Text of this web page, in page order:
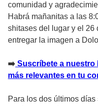
comunidad y
Habrá mañanitas a las
shitases del lugar y el 26
entregar la imagen a
➡️ Suscríbete a nuestro
más relevantes en tu
Para los dos últimos días